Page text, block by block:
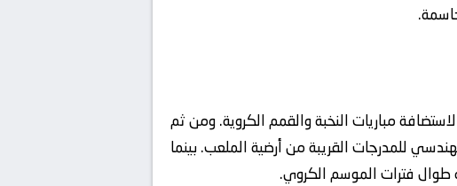
مما يجعلها المسرح المثالي لاستضافة مباريات النخبة والقمم الكروية. ومن ثم
للمدرجات القريبة من أرضية الملعب. بينما
طوال فترات الموسم الكروي.